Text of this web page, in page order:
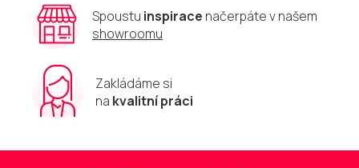
Spoustu inspirace načerpáte v našem
showroomu
Zakládáme si
na kvalitní práci